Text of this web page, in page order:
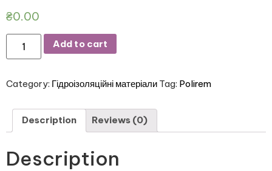
₴0.00
Add to cart
Category: Гідроізоляційні матеріали Tag: Polirem
Description Reviews (0)
Description